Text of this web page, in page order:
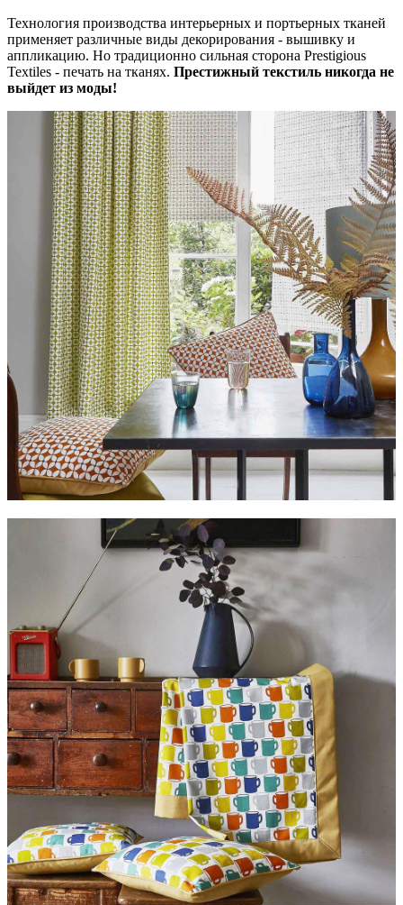
Технология производства интерьерных и портьерных тканей
применяет различные виды декорирования - вышивку и
аппликацию. Но традиционно сильная сторона Prestigious
Textiles - печать на тканях. Престижный текстиль никогда не
выйдет из моды!